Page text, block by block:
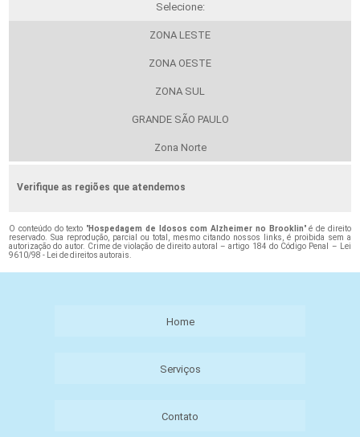
Selecione:
ZONA LESTE
ZONA OESTE
ZONA SUL
GRANDE SÃO PAULO
Zona Norte
Verifique as regiões que atendemos
O conteúdo do texto "Hospedagem de Idosos com Alzheimer no Brooklin" é de direito
reservado. Sua reprodução, parcial ou total, mesmo citando nossos links, é proibida sem a
autorização do autor. Crime de violação de direito autoral – artigo 184 do Código Penal –
Lei
9610/98 - Lei de direitos autorais
Home
Serviços
Contato